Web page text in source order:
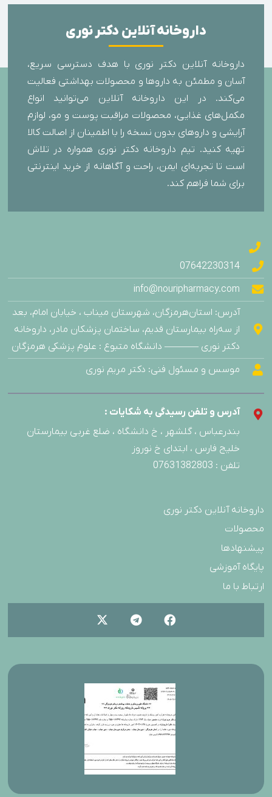
داروخانه آنلاین دکتر نوری
داروخانه آنلاین دکتر نوری با هدف دسترسی سریع،
آسان و مطمئن به داروها و محصولات بهداشتی فعالیت
می‌کند. در این داروخانه آنلاین می‌توانید انواع
مکمل‌های غذایی، محصولات مراقبت پوست و مو، لوازم
آرایشی و داروهای بدون نسخه را با اطمینان از اصالت کالا
تهیه کنید. تیم داروخانه دکتر نوری همواره در تلاش
است تا تجربه‌ای ایمن، راحت و آگاهانه از خرید اینترنتی
برای شما فراهم کند.
07642230314
info@nouripharmacy.com
آدرس: استان‌هرمزگان، شهرستان میناب ، خیابان امام، بعد
از سه‌راه بیمارستان قدیم، ساختمان پزشکان مادر، داروخانه
دکتر نوری ———– دانشگاه متبوع : علوم پزشکی هرمزگان
موسس و مسئول فنی: دکتر مریم نوری
آدرس و تلفن رسیدگی به شکایات :
بندرعباس ، گلشهر ، خ دانشگاه ، ضلع غربی بیمارستان
خلیج فارس ، ابتدای خ نوروز
تلفن : 07631382803
داروخانه آنلاین دکتر نوری
محصولات
پیشنهادها
پایگاه آموزشی
ارتباط با ما